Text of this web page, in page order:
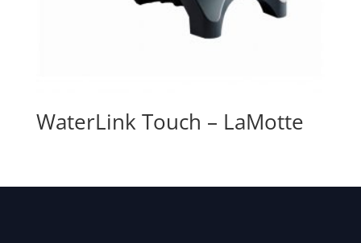
WaterLink Touch – LaMotte